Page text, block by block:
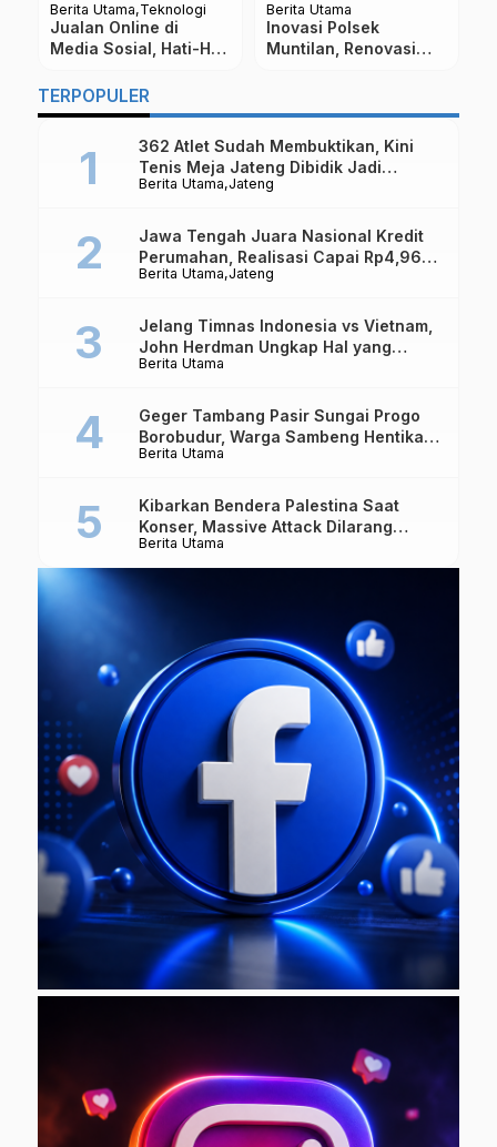
Berita Utama Teknologi
Jualan Online di
Media Sosial, Hati-Hati
Diblokir Facebook
Berita Utama
Inovasi Polsek
Muntilan, Renovasi
TERPOPULER
Berita Utama Jateng
362 Atlet Sudah Membuktikan, Kini
Tenis Meja Jateng Dibidik Jadi
Kekuatan Nasional
Berita Utama Jateng
Jawa Tengah Juara Nasional Kredit
Perumahan, Realisasi Capai Rp4,96
Triliun
Berita Utama
Jelang Timnas Indonesia vs Vietnam,
John Herdman Ungkap Hal yang
Dipertaruhkan
Berita Utama
Geger Tambang Pasir Sungai Progo
Borobudur, Warga Sambeng Hentikan
Alat Berat dan Usir Truk
Berita Utama
Kibarkan Bendera Palestina Saat
Konser, Massive Attack Dilarang
Masuk Singapura Lagi